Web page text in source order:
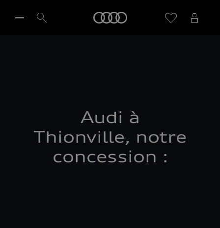
Audi à
Thionville, notre
concession :